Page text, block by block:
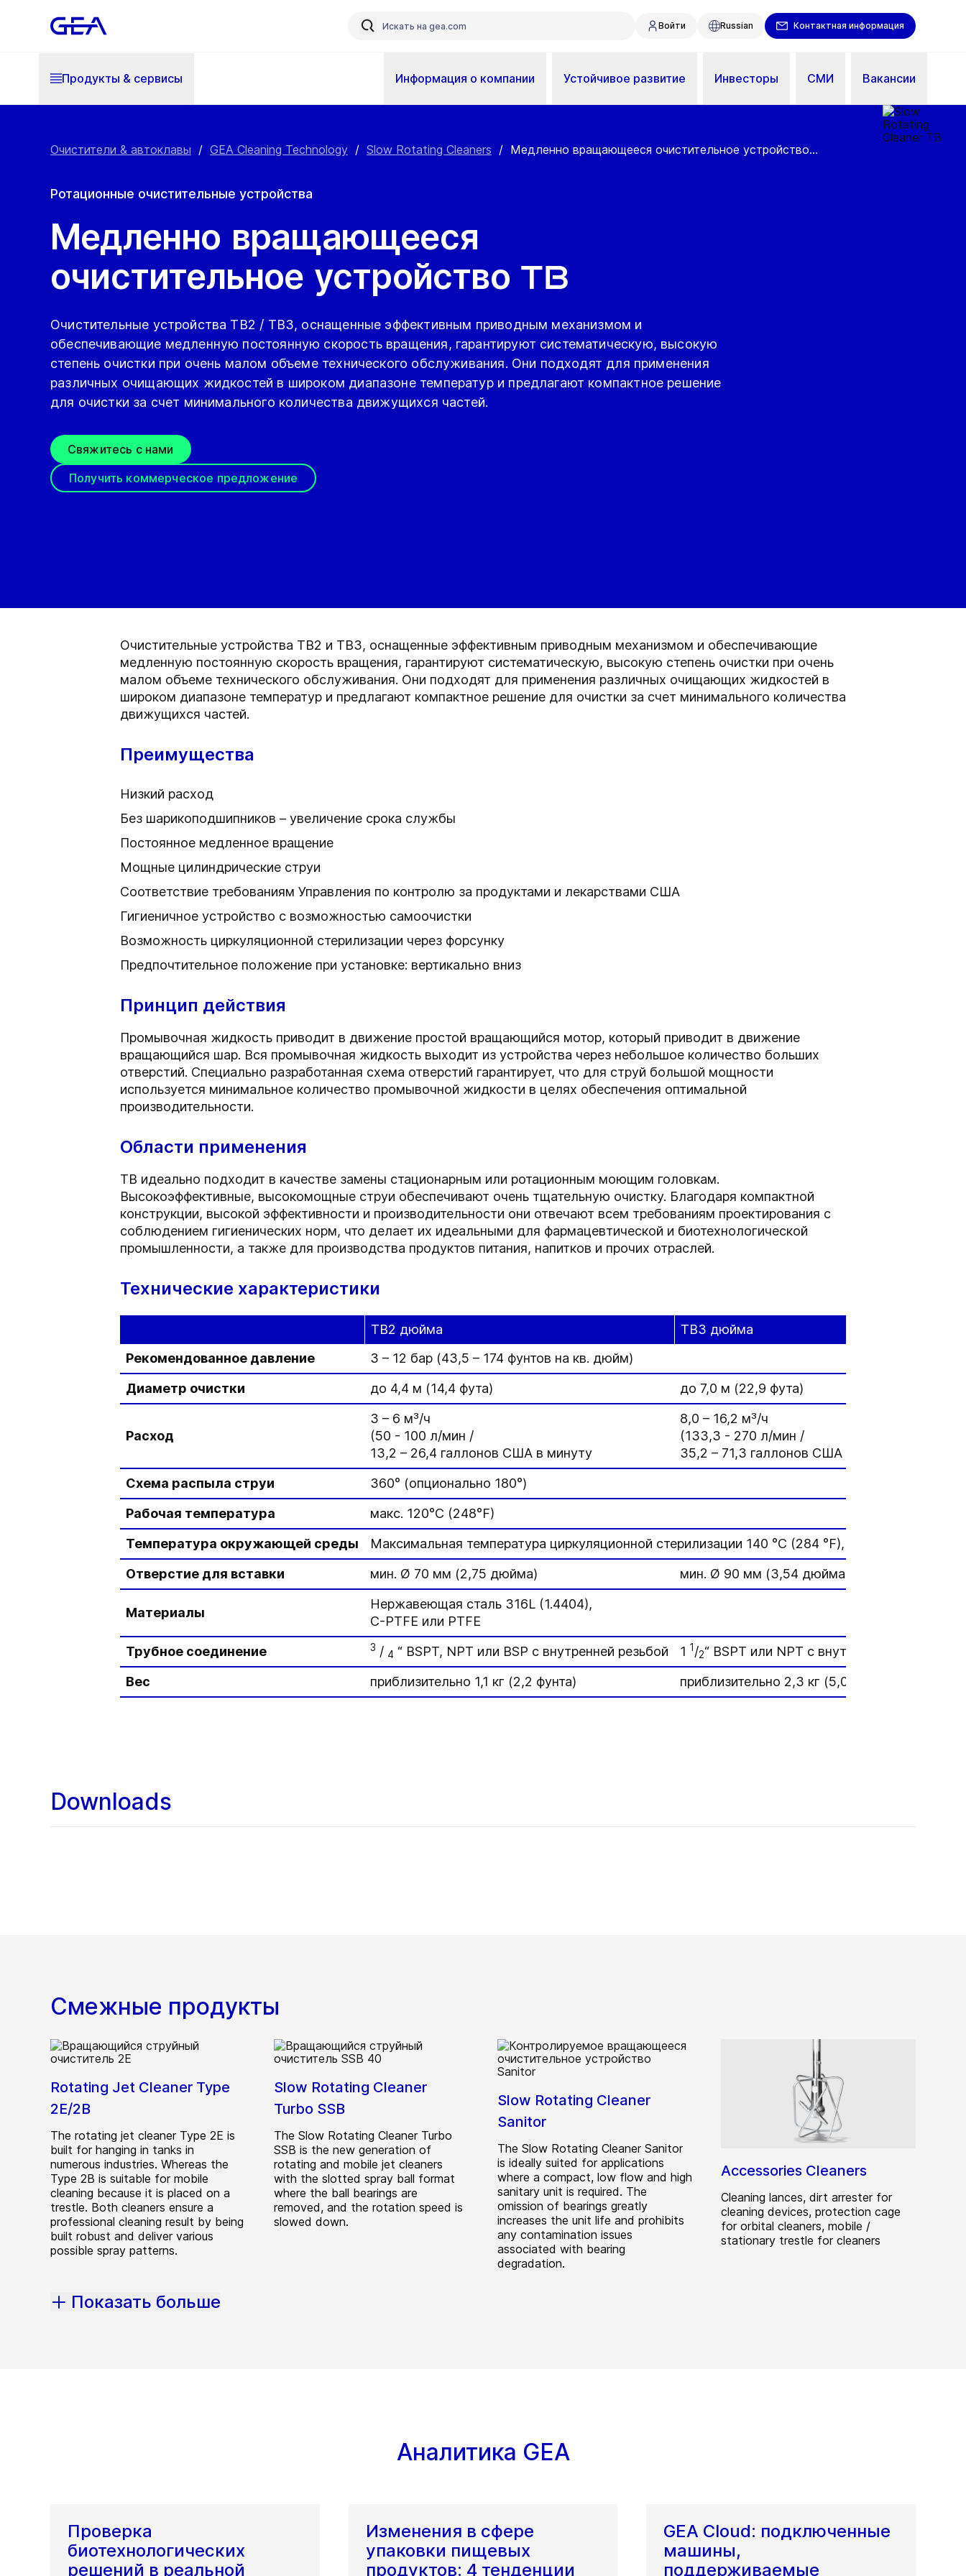
Войти Russian Контактная информация
Продукты & cервисы Информация о компании Устойчивое развитие Инвесторы СМИ Вакансии
Очистители & автоклавы / GEA Cleaning Technology / Slow Rotating Cleaners / Медленно вращающееся очистительное устройство...
Ротационные очистительные устройства
Медленно вращающееся
очистительное устройство TB
Очистительные устройства TB2 / TB3, оснащенные эффективным приводным механизмом и
обеспечивающие медленную постоянную скорость вращения, гарантируют систематическую, высокую
степень очистки при очень малом объеме технического обслуживания. Они подходят для применения
различных очищающих жидкостей в широком диапазоне температур и предлагают компактное решение
для очистки за счет минимального количества движущихся частей.
Свяжитесь с нами
Получить коммерческое предложение
Очистительные устройства TB2 и TB3, оснащенные эффективным приводным механизмом и обеспечивающие
медленную постоянную скорость вращения, гарантируют систематическую, высокую степень очистки при очень
малом объеме технического обслуживания. Они подходят для применения различных очищающих жидкостей в
широком диапазоне температур и предлагают компактное решение для очистки за счет минимального количества
движущихся частей.
Преимущества
Низкий расход
Без шарикоподшипников – увеличение срока службы
Постоянное медленное вращение
Мощные цилиндрические струи
Соответствие требованиям Управления по контролю за продуктами и лекарствами США
Гигиеничное устройство с возможностью самоочистки
Возможность циркуляционной стерилизации через форсунку
Предпочтительное положение при установке: вертикально вниз
Принцип действия
Промывочная жидкость приводит в движение простой вращающийся мотор, который приводит в движение
вращающийся шар. Вся промывочная жидкость выходит из устройства через небольшое количество больших
отверстий. Специально разработанная схема отверстий гарантирует, что для струй большой мощности
используется минимальное количество промывочной жидкости в целях обеспечения оптимальной
производительности.
Области применения
TB идеально подходит в качестве замены стационарным или ротационным моющим головкам.
Высокоэффективные, высокомощные струи обеспечивают очень тщательную очистку. Благодаря компактной
конструкции, высокой эффективности и производительности они отвечают всем требованиям проектирования с
соблюдением гигиенических норм, что делает их идеальными для фармацевтической и биотехнологической
промышленности, а также для производства продуктов питания, напитков и прочих отраслей.
Технические характеристики
TB2 дюйма
TB3 дюйма
Рекомендованное давление
3 – 12 бар (43,5 – 174 фунтов на кв. дюйм)
Диаметр очистки
до 4,4 м (14,4 фута) до 7,0 м (22,9 фута)
Расход
3 – 6 м³/ч
(50 - 100 л/мин /
13,2 – 26,4 галлонов США в минуту
8,0 – 16,2 м³/ч
(133,3 - 270 л/мин /
35,2 – 71,3 галлонов США в минуту
Схема распыла струи
360° (опционально 180°)
Рабочая температура
макс. 120°C (248°F)
Температура окружающей среды
Максимальная температура циркуляционной стерилизации 140 °C (284 °F), 30 мин
Отверстие для вставки
мин. Ø 70 мм (2,75 дюйма) мин. Ø 90 мм (3,54 дюйма)
Материалы
Нержавеющая сталь 316L (1.4404),
C-PTFE или PTFE
Трубное соединение
3 / 4 “ BSPT, NPT или BSP с внутренней резьбой 1 1 /2“ BSPT или NPT с внутренней резьбой
Вес
приблизительно 1,1 кг (2,2 фунта) приблизительно 2,3 кг (5,07 фунта)
Downloads
Смежные продукты
Rotating Jet Cleaner Type
2E/2B
The rotating jet cleaner Type 2E is
built for hanging in tanks in
numerous industries. Whereas the
Type 2B is suitable for mobile
cleaning because it is placed on a
trestle. Both cleaners ensure a
professional cleaning result by being
built robust and deliver various
possible spray patterns.
Slow Rotating Cleaner
Turbo SSB
The Slow Rotating Cleaner Turbo
SSB is the new generation of
rotating and mobile jet cleaners
with the slotted spray ball format
where the ball bearings are
removed, and the rotation speed is
slowed down.
Slow Rotating Cleaner
Sanitor
The Slow Rotating Cleaner Sanitor
is ideally suited for applications
where a compact, low flow and high
sanitary unit is required. The
omission of bearings greatly
increases the unit life and prohibits
any contamination issues
associated with bearing
degradation.
Accessories Cleaners
Cleaning lances, dirt arrester for
cleaning devices, protection cage
for orbital cleaners, mobile /
stationary trestle for cleaners
Показать больше
Аналитика GEA
Проверка
биотехнологических
решений в реальной
Изменения в сфере
упаковки пищевых
продуктов: 4 тенденции
GEA Cloud: подключенные
машины,
поддерживаемые